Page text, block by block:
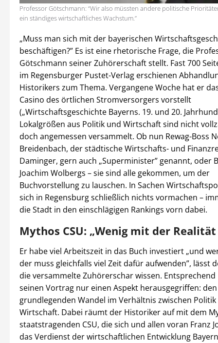
Professor Götschmann: “Wir also müssten andere politische
ein ständiges wirtschaftliches Wachstum.”
„Muss man sich mit der bayerischen
beschäftigen?” Es ist eine rhetorische Frage, die
Götschmann seiner Zuhörerschaft stellt. Fast 700
im Regensburger Pustet-Verlag erschienen
Historikers zum Thema. Vergangene Woche hat er
Casino des örtlichen Stromversorgers vorstellt
(„Wirtschaftsgeschichte Bayerns. 19. und 20.
Lokalgrößen aus Politik und Wirtschaft sind nicht
doch angemessen versammelt. Ob nun Rewag-Boss
Breidenbach, der städtische Wirtschafts- und
Daminger, gern auch „Superminister” genannt, oder
Joachim Wolbergs – sie sind alle gekommen, um der
Buchvorstellung zu lauschen. In Sachen
sich in Regensburg schließlich nichts vormachen –
die Stadt in den einschlägigen Rankings vorn dabei.
Mythos CSU: „Wenig mit der
Er habe viel Arbeitszeit in das Buch investiert „und
der muss gleichfalls viel Zeit dafür aufwenden”, lässt
die versammelte Zuhörerschar wissen.
seinen Vortrag nur einen Aspekt herausgegriffen: den
grundlegenden Wandel im Verhältnis zwischen
Wirtschaft. Dabei räumt der Historiker auf mit dem
staatstragenden CSU, die sich und allen voran Franz
das Verdienst der wirtschaftlichen Entwicklung